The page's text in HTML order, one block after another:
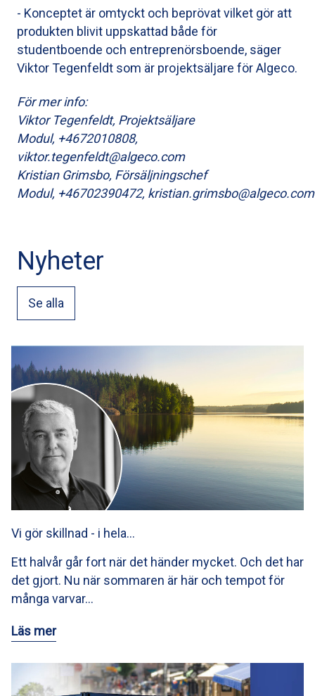
- Konceptet är omtyckt och beprövat vilket gör att
produkten blivit uppskattad både för
studentboende och entreprenörsboende, säger
Viktor Tegenfeldt som är projektsäljare för Algeco.
För mer info:
Viktor Tegenfeldt, Projektsäljare
Modul, +4672010808,
viktor.tegenfeldt@algeco.com
Kristian Grimsbo, Försäljningschef
Modul, +46702390472, kristian.grimsbo@algeco.com
Nyheter
Se alla
Vi gör skillnad - i hela…
Ett halvår går fort när det händer mycket. Och det har
det gjort. Nu när sommaren är här och tempot för
många varvar…
Läs mer